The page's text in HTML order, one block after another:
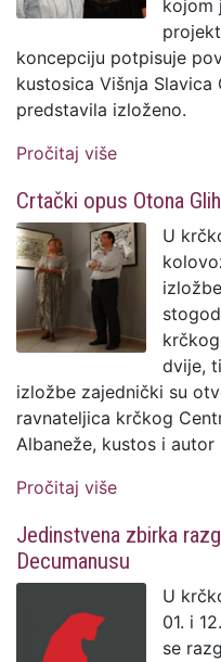
kojom
koncepciju potpisuje
kustosica Višnja
predstavila izloženo.
Pročitaj više
Crtački opus Otona
U
dvije,
izložbe zajednički su
ravnateljica krčkog
Albaneže, kustos i
Pročitaj više
Jedinstvena zbirka
Decumanusu
U
01. i
se